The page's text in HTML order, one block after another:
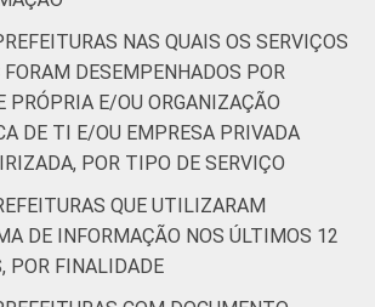
mil até
100 mil
habitantes
86 1
Mais de
100 mil
mil
habitantes
NAS QUAIS OS SERVIÇOS
DESEMPENHADOS POR
PRÓPRIA E/OU ORGANIZAÇÃO
DE TI E/OU EMPRESA PRIVADA
POR TIPO DE SERVIÇO
QUE UTILIZARAM
DE INFORMAÇÃO NOS ÚLTIMOS 12
POR FINALIDADE